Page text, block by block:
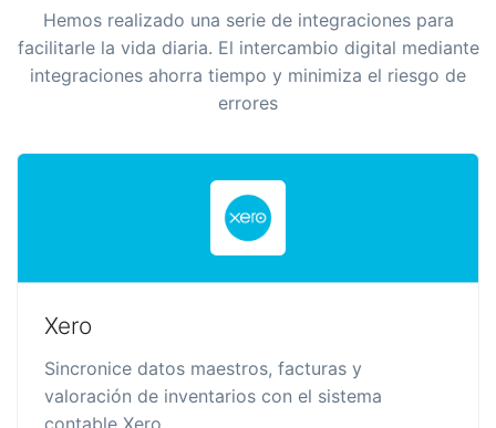
Hemos realizado una serie de integraciones para
facilitarle la vida diaria. El intercambio digital mediante
integraciones ahorra tiempo y minimiza el riesgo de
errores
Xero
Sincronice datos maestros, facturas y
valoración de inventarios con el sistema
contable Xero